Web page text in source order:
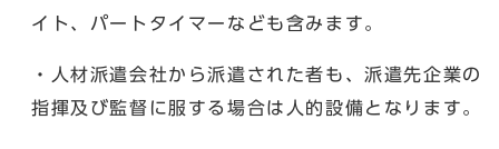
イト、パートタイマーなども含みます。
・人材派遣会社から派遣された者も、派遣先企業の
指揮及び監督に服する場合は人的設備となります。